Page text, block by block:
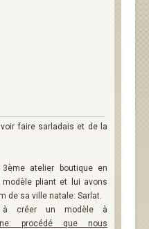
faire sarladais et de la
atelier boutique en
pliant et lui avons
de sa ville natale: Sarlat.
à créer un modèle à
procédé que nous